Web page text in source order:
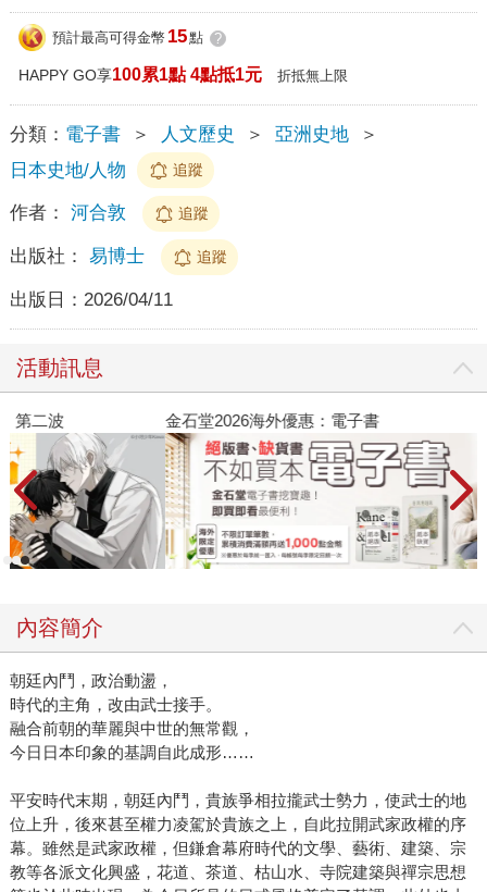
預計最高可得金幣 15點 ?
HAPPY GO享100累1點 4點抵1元 折抵無上限
分類： 電子書 ＞ 人文歷史 ＞ 亞洲史地
＞
日本史地/人物
追蹤
作者： 河合敦 追蹤
出版社： 易博士 追蹤
出版日： 2026/04/11
活動訊息
金石堂2026海外優惠：電子書
內容簡介
朝廷內鬥，政治動盪，
時代的主角，改由武士接手。
融合前朝的華麗與中世的無常觀，
今日日本印象的基調自此成形……
平安時代末期，朝廷內鬥，貴族爭相拉攏武士勢力，使武士的地
位上升，後來甚至權力凌駕於貴族之上，自此拉開武家政權的序
幕。雖然是武家政權，但鎌倉幕府時代的文學、藝術、建築、宗
教等各派文化興盛，花道、茶道、枯山水、寺院建築與禪宗思想